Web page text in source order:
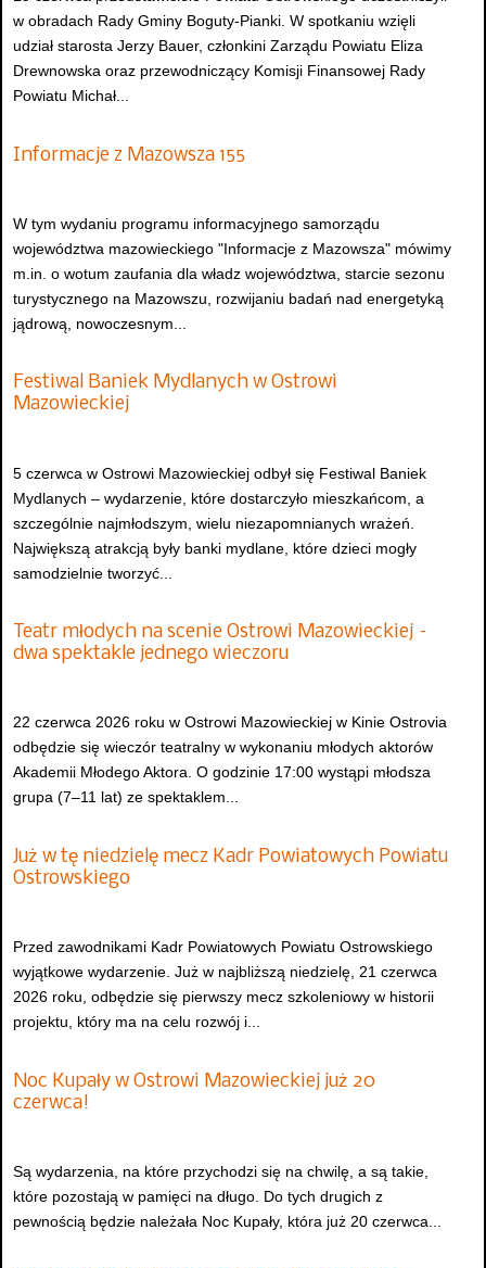
w obradach Rady Gminy Boguty-Pianki. W spotkaniu wzięli
udział starosta Jerzy Bauer, członkini Zarządu Powiatu Eliza
Drewnowska oraz przewodniczący Komisji Finansowej Rady
Powiatu Michał...
Informacje z Mazowsza 155
W tym wydaniu programu informacyjnego samorządu
województwa mazowieckiego "Informacje z Mazowsza" mówimy
m.in. o wotum zaufania dla władz województwa, starcie sezonu
turystycznego na Mazowszu, rozwijaniu badań nad energetyką
jądrową, nowoczesnym...
Festiwal Baniek Mydlanych w Ostrowi
Mazowieckiej
5 czerwca w Ostrowi Mazowieckiej odbył się Festiwal Baniek
Mydlanych – wydarzenie, które dostarczyło mieszkańcom, a
szczególnie najmłodszym, wielu niezapomnianych wrażeń.
Największą atrakcją były banki mydlane, które dzieci mogły
samodzielnie tworzyć...
Teatr młodych na scenie Ostrowi Mazowieckiej –
dwa spektakle jednego wieczoru
22 czerwca 2026 roku w Ostrowi Mazowieckiej w Kinie Ostrovia
odbędzie się wieczór teatralny w wykonaniu młodych aktorów
Akademii Młodego Aktora. O godzinie 17:00 wystąpi młodsza
grupa (7–11 lat) ze spektaklem...
Już w tę niedzielę mecz Kadr Powiatowych Powiatu
Ostrowskiego
Przed zawodnikami Kadr Powiatowych Powiatu Ostrowskiego
wyjątkowe wydarzenie. Już w najbliższą niedzielę, 21 czerwca
2026 roku, odbędzie się pierwszy mecz szkoleniowy w historii
projektu, który ma na celu rozwój i...
Noc Kupały w Ostrowi Mazowieckiej już 20
czerwca!
Są wydarzenia, na które przychodzi się na chwilę, a są takie,
które pozostają w pamięci na długo. Do tych drugich z
pewnością będzie należała Noc Kupały, która już 20 czerwca...